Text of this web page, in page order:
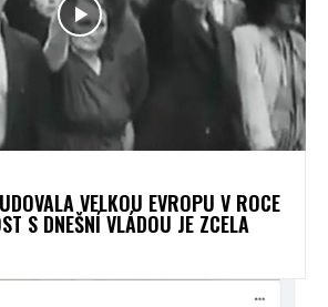
VELKOU EVROPU V ROCE
S DNEŠNÍ VLÁDOU JE ZCELA